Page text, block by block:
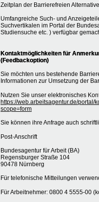
Zeitplan der Barrierefreien
Umfangreiche Such- und
Suchvertikalen im Portal der
Studiensuche etc. ) verfügbar
Kontaktmöglichkeiten für
(Feedbackoption)
Sie möchten uns bestehende
Informationen zur Umsetzung der
Nutzen Sie unser elektronisches
https://web.arbeitsagentur.de/portal/
scope=form
Sie können ihre Anfrage auch
Post-Anschrift
Bundesagentur für Arbeit (BA)
Regensburger Straße 104
90478 Nürnberg
Für telefonische Mitteilungen
Für Arbeitnehmer: 0800 4 5555-00